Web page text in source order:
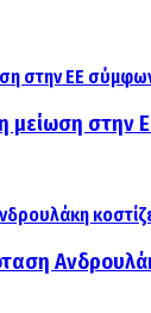
μείωση